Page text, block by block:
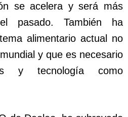
se acelera y será más
pasado. También ha
alimentario actual no
y que es necesario
y tecnología como